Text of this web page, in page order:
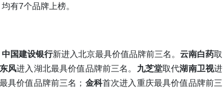
均有7个品牌上榜。
中国建设银行新进入北京最具价值品牌前三名。 云南白药取
风进入湖北最具价值品牌前三名。 九芝堂取代湖南卫视进
具价值品牌前三名； 金科首次进入重庆最具价值品牌前三